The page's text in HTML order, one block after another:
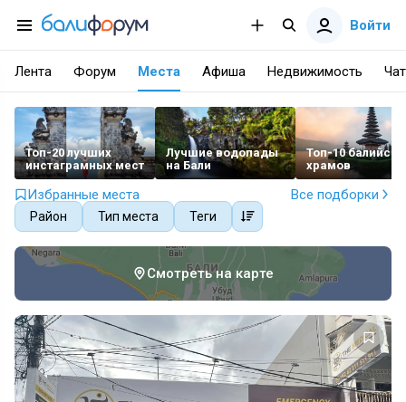
Войти
Лента Форум Места Афиша Недвижимость Чат
Топ-20 лучших
инстаграмных мест
Лучшие водопады
на Бали
Топ-10
храмов
Избранные места Все подборки
Район Тип места Теги
Смотреть на карте